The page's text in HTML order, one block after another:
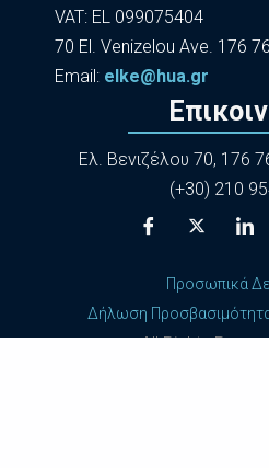
VAT: EL 099075404
70 El. Venizelou Ave. 176
Εmail: elke@hua.gr
Ελ. Βενιζέλου 70, 176
(+30) 210
Προσωπικά
Δήλωση
All Rights